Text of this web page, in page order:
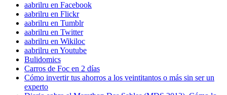
aabrilru en Facebook
aabrilru en Flickr
aabrilru en Tumblr
aabrilru en Twitter
aabrilru en Wikiloc
aabrilru en Youtube
Bulidomics
Carros de Foc en 2 días
Cómo invertir tus ahorros a los veintitantos o más sin ser un
experto